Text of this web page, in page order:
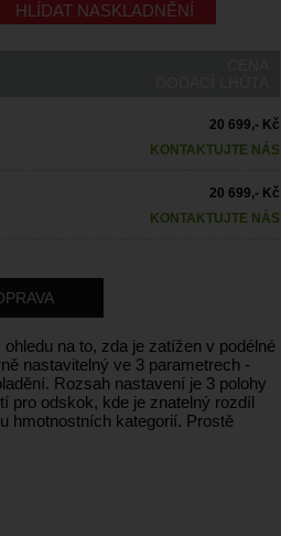
HLÍDAT NASKLADNĚNÍ
20 699,- Kč
KONTAKTUJTE NÁS
20 699,- Kč
KONTAKTUJTE NÁS
na to, zda je zatížen v podélné
nastavitelný ve 3 parametrech -
Rozsah nastavení je 3 polohy
pro odskok, kde je znatelný rozdíl
hmotnostních kategorií. Prostě